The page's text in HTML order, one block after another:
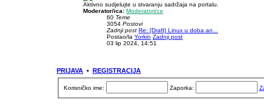
Aktivno sudjelujte u stvaranju sadržaja na portalu.
Moderator/ica: Moderatori/ce
60 Teme
3054 Postovi
Zadnji post Re: [Draft] Linux u doba an...
Postao/la Yorkin Zadnji post
03 lip 2024, 14:51
PRIJAVA • REGISTRACIJA
Korisničko ime: Zaporka: